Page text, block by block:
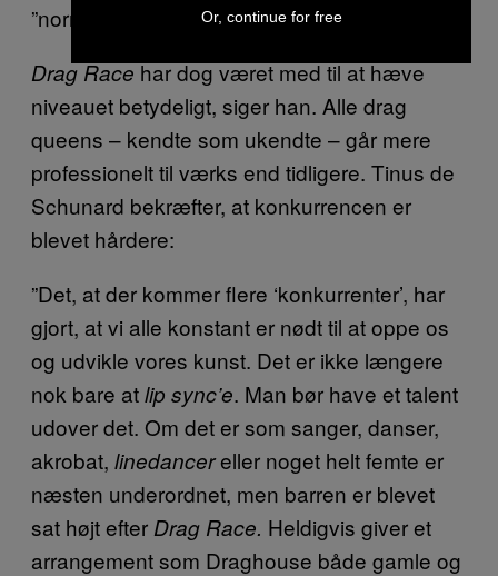
”normale” dronninger gør”.
Drag Racehar dog været med til at hæve
niveauet betydeligt, siger han. Alle drag
queens – kendte som ukendte – går mere
professionelt til værks end tidligere. Tinus de
Schunard bekræfter, at konkurrencen er
blevet hårdere:
”Det, at der kommer flere ‘konkurrenter’, har
gjort, at vi alle konstant er nødt til at oppe os
og udvikle vores kunst. Det er ikke længere
nok bare atlip sync’e. Man bør have et talent
udover det. Om det er som sanger, danser,
akrobat, linedancereller noget helt femte er
næsten underordnet, men barren er blevet
sat højt efter Drag Race. Heldigvis giver et
arrangement som Draghouse både gamle og
Or, continue for free